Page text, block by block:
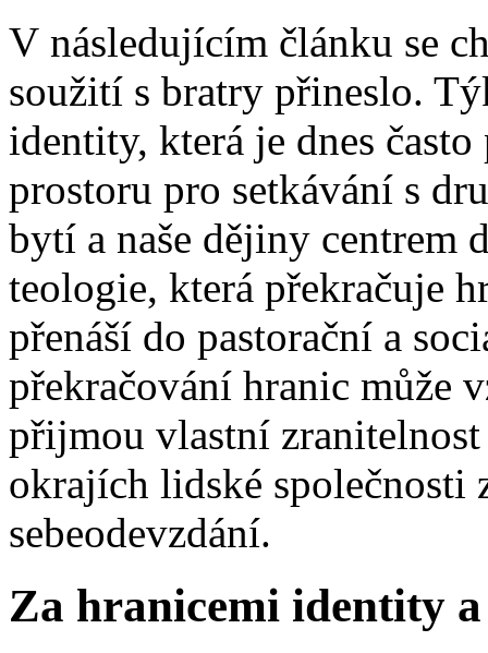
V následujícím článku se
soužití s bratry přineslo.
identity, která je dnes
prostoru pro setkávání s
bytí a naše dějiny centrem
teologie, která překračuje
přenáší do pastorační a
překračování hranic může
přijmou vlastní
okrajích lidské společnosti
sebeodevzdání.
Za hranicemi identity